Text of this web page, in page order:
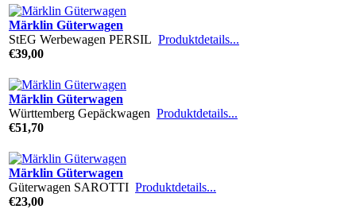
Märklin Güterwagen
StEG Werbewagen PERSIL Produktdetails...
€39,00
Märklin Güterwagen
Württemberg Gepäckwagen Produktdetails...
€51,70
Märklin Güterwagen
Güterwagen SAROTTI Produktdetails...
€23,00